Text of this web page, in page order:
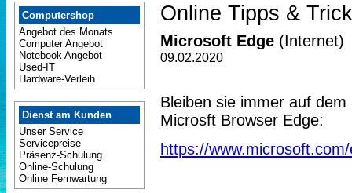
Computershop
Angebot des Monats
Computer Angebot
Notebook Angebot
Used-IT
Hardware-Verleih
Dienst am Kunden
Unser Service
Servicepreise
Präsenz-Schulung
Online-Schulung
Online Fernwartung
Online Tipps &
Microsoft Edge (Internet)
09.02.2020
Bleiben sie immer auf
Microsft Browser Edge:
https://